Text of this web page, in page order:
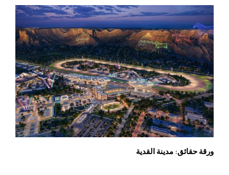
ورقة حقائق: مدينة القدية